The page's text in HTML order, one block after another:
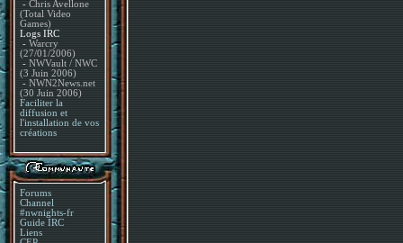
- Chris Avellone
(Total Video
Games)
Logs IRC
- Warcry
(27/01/2006)
- NWVault / NWC
(3 Juin 2006)
- NWN2News.net
(30 Juin 2006)
Faciliter la
diffusion et
l'installation de vos
créations
Forums
Channel
#nwnights-fr
Guide IRC
Liens